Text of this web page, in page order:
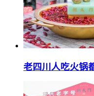
老四川人吃火锅